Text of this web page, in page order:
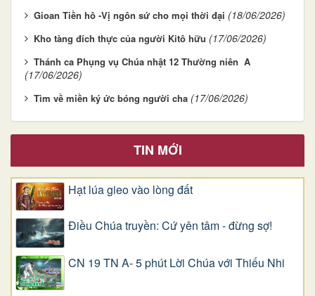
Gioan Tiền hô -Vị ngôn sứ cho mọi thời đại (18/06/2026)
Kho tàng đích thực của người Kitô hữu (17/06/2026)
Thánh ca Phụng vụ Chúa nhật 12 Thường niên A
(17/06/2026)
Tìm về miền ký ức bóng người cha (17/06/2026)
TIN MỚI
Hạt lúa gieo vào lòng đất
Điều Chúa truyền: Cứ yên tâm - đừng sợ!
CN 19 TN A- 5 phút Lời Chúa với Thiếu Nhi